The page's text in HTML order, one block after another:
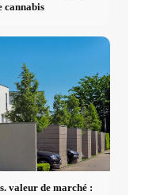
cannabis
valeur de marché :